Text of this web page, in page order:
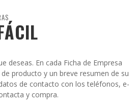
deseas. En cada Ficha de Empresa
producto y un breve resumen de su
de contacto con los teléfonos, e-
y compra.